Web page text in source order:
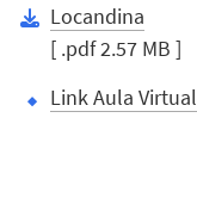
Locandina
[ .pdf 2.57 MB ]
Link Aula